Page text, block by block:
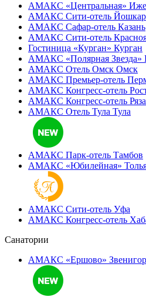
АМАКС «‎Центральная»
АМАКС Сити-отель
АМАКС Сафар-отель Казань
АМАКС Сити-отель
Гостиница «‎Курган» Курган
АМАКС «Полярная Звезда»
АМАКС Отель ‎Омск Омск
АМАКС Премьер-отель
АМАКС Конгресс-отель
АМАКС Конгресс-отель
АМАКС Отель Тула Тула
АМАКС Парк-отель Тамбов
АМАКС «‎Юбилейная»
АМАКС Сити-отель Уфа
АМАКС Конгресс-отель
Санатории
АМАКС «Ершово»